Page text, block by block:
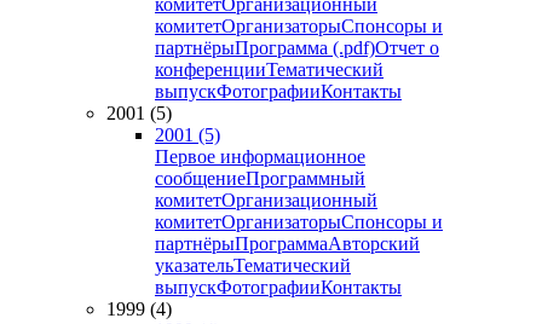
комитетОрганизационный
комитетОрганизаторыСпонсоры и
партнёрыПрограмма (.pdf)Отчет о
конференцииТематический
выпускФотографииКонтакты
2001 (5)
2001 (5)
Первое информационное
сообщениеПрограммный
комитетОрганизационный
комитетОрганизаторыСпонсоры и
партнёрыПрограммаАвторский
указательТематический
выпускФотографииКонтакты
1999 (4)